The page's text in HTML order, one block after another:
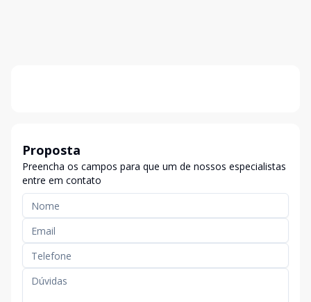
Proposta
Preencha os campos para que um de nossos especialistas
entre em contato